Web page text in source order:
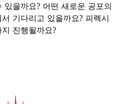
을까요? 어떤 새로운 공포의
기다리고 있을까요? 피렉시
진행될까요?